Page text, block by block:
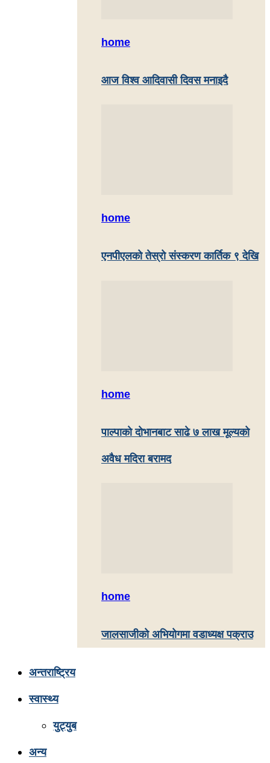
home
आज विश्व आदिवासी दिवस मनाइदै
home
एनपीएलको तेस्रो संस्करण कार्तिक ९ देखि
home
पाल्पाकाे दाेभानबाट साढे ७ लाख मूल्यको
अवैध मदिरा बरामद
home
जालसाजीको अभियोगमा वडाध्यक्ष पक्राउ
अन्तराष्ट्रिय
स्वास्थ्य
युट्युब
अन्य